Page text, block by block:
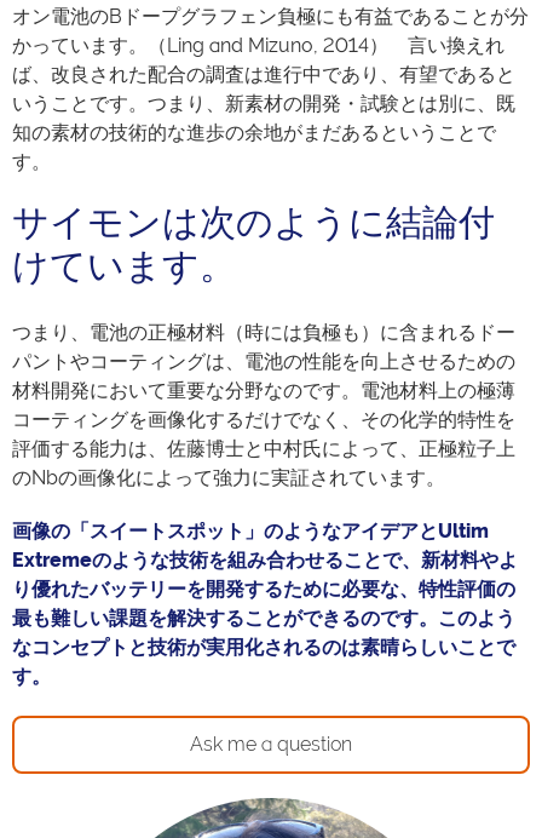
オン電池のBドープグラフェン負極にも有益であることが分
かっています。（Ling and Mizuno, 2014） 言い換えれ
ば、改良された配合の調査は進行中であり、有望であると
いうことです。つまり、新素材の開発・試験とは別に、既
知の素材の技術的な進歩の余地がまだあるということで
す。
サイモンは次のように結論付
けています。
つまり、電池の正極材料（時には負極も）に含まれるドー
パントやコーティングは、電池の性能を向上させるための
材料開発において重要な分野なのです。電池材料上の極薄
コーティングを画像化するだけでなく、その化学的特性を
評価する能力は、佐藤博士と中村氏によって、正極粒子上
のNbの画像化によって強力に実証されています。
画像の「スイートスポット」のようなアイデアとUltim
Extremeのような技術を組み合わせることで、新材料やよ
り優れたバッテリーを開発するために必要な、特性評価の
最も難しい課題を解決することができるのです。このよう
なコンセプトと技術が実用化されるのは素晴らしいことで
す。
Ask me a question